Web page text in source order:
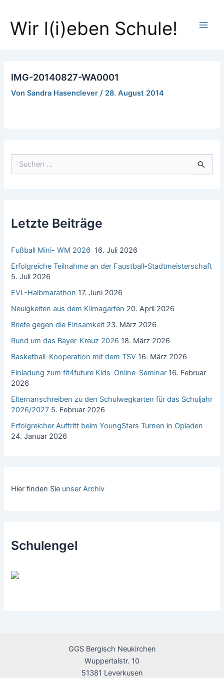
springen
Wir l(i)eben Schule!
IMG-20140827-WA0001
VonSandra Hasenclever/ 28. August 2014
u
h
:
Letzte Beiträge
Fußball Mini- WM 2026 16. Juli 2026
Erfolgreiche Teilnahme an der Faustball-Stadtmeisterschaft
5. Juli 2026
EVL-Halbmarathon 17. Juni 2026
Neuigkeiten aus dem Klimagarten 20. April 2026
Briefe gegen die Einsamkeit 23. März 2026
Rund um das Bayer-Kreuz 2026 18. März 2026
Basketball-Kooperation mit dem TSV 16. März 2026
Einladung zum fit4future Kids-Online-Seminar 16. Februar
2026
Elternanschreiben zu den Schulwegkarten für das Schuljahr
2026/2027 5. Februar 2026
Erfolgreicher Auftritt beim YoungStars Turnen in Opladen
24. Januar 2026
Hier finden Sie unser Archiv
Schulengel
GGS Bergisch Neukirchen
Wuppertalstr. 10
51381 Leverkusen